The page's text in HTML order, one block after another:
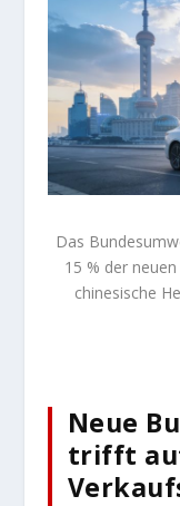
Das
15 % der
chinesische
Neue
trifft